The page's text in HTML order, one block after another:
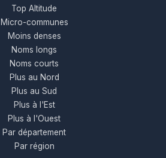
Top Altitude
Micro-communes
Moins denses
Noms longs
Noms courts
Plus au Nord
Plus au Sud
Plus à l'Est
Plus à l'Ouest
Par département
Par région